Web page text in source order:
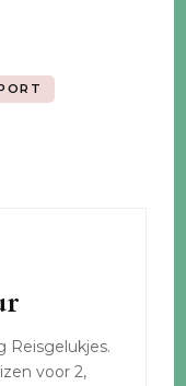
Reisgelukjes.
voor 2,